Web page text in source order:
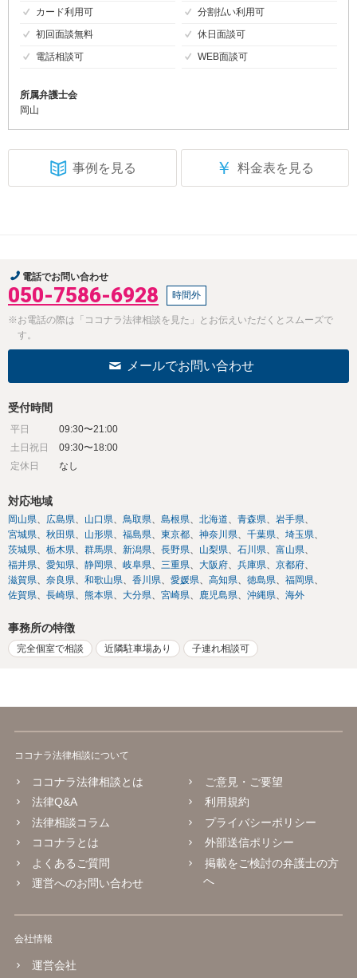
カード利用可
分割払い利用可
初回面談無料
休日面談可
電話相談可
WEB面談可
所属弁護士会
岡山
事例を見る ￥ 料金表を見る
電話でお問い合わせ
050-7586-6928 時間外
※お電話の際は「ココナラ法律相談を見た」とお伝えいただくとスムーズで
す。
メールでお問い合わせ
受付時間
平日
09:30〜21:00
土日祝日
09:30〜18:00
定休日
なし
対応地域
岡山県 広島県 山口県 鳥取県 島根県 北海道 青森県
岩手県
宮城県
秋田県 山形県 福島県 東京都 神奈川県 千葉県
埼玉県
茨城県
栃木県 群馬県 新潟県 長野県 山梨県 石川県
富山県
福井県
愛知県 静岡県 岐阜県 三重県 大阪府 兵庫県
京都府
滋賀県
奈良県 和歌山県 香川県 愛媛県 高知県 徳島県
福岡県
佐賀県
長崎県 熊本県 大分県 宮崎県 鹿児島県 沖縄県 海外
事務所の特徴
完全個室で相談 近隣駐車場あり 子連れ相談可
ココナラ法律相談について
ココナラ法律相談とは
法律Q&A
法律相談コラム
ココナラとは
よくあるご質問
運営へのお問い合わせ
ご意見・ご要望
利用規約
プライバシーポリシー
外部送信ポリシー
掲載をご検討の弁護士の方
へ
会社情報
運営会社